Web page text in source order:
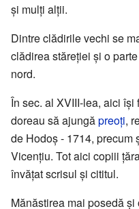
și mulți alții.
Dintre clădirile vechi se
clădirea stăreției și o
nord.
În sec. al XVIII-lea, aici își
doreau să ajungăpreoți,
de Hodoș - 1714, precum
Vicențiu. Tot aici copiii
învățat scrisul și cititul.
Mănăstirea mai posedă